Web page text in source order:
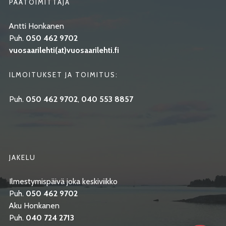
PÄÄTOIMITTAJA
Antti Honkanen
Puh. 050 462 9702
vuosaarilehti(at)vuosaarilehti.fi
ILMOITUKSET JA TOIMITUS:
Puh. 050 462 9702, 040 553 8857
JAKELU
Ilmestymispäivä joka keskiviikko
Puh. 050 462 9702
Aku Honkanen
Puh. 040 724 2713